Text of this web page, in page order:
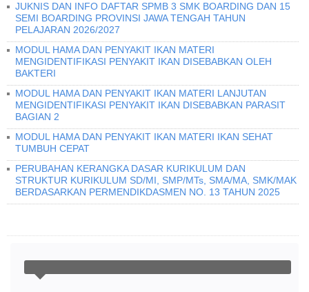
JUKNIS DAN INFO DAFTAR SPMB 3 SMK BOARDING DAN 15
SEMI BOARDING PROVINSI JAWA TENGAH TAHUN
PELAJARAN 2026/2027
MODUL HAMA DAN PENYAKIT IKAN MATERI
MENGIDENTIFIKASI PENYAKIT IKAN DISEBABKAN OLEH
BAKTERI
MODUL HAMA DAN PENYAKIT IKAN MATERI LANJUTAN
MENGIDENTIFIKASI PENYAKIT IKAN DISEBABKAN PARASIT
BAGIAN 2
MODUL HAMA DAN PENYAKIT IKAN MATERI IKAN SEHAT
TUMBUH CEPAT
PERUBAHAN KERANGKA DASAR KURIKULUM DAN
STRUKTUR KURIKULUM SD/MI, SMP/MTs, SMA/MA, SMK/MAK
BERDASARKAN PERMENDIKDASMEN NO. 13 TAHUN 2025